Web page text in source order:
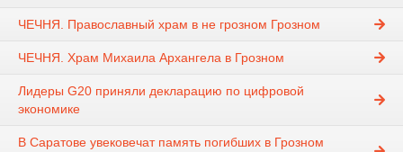
ЧЕЧНЯ. Православный храм в не грозном Грозном
ЧЕЧНЯ. Храм Михаила Архангела в Грозном
Лидеры G20 приняли декларацию по цифровой
экономике
В Саратове увековечат память погибших в Грозном